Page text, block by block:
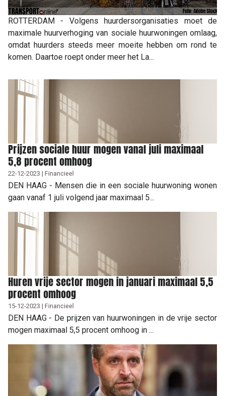
ROTTERDAM - Volgens huurdersorganisaties moet de
maximale huurverhoging van sociale huurwoningen omlaag,
omdat huurders steeds meer moeite hebben om rond te
komen. Daartoe roept onder meer het La...
Prijzen sociale huur mogen vanaf juli maximaal
5,8 procent omhoog
22-12-2023 | Financieel
DEN HAAG - Mensen die in een sociale huurwoning wonen
gaan vanaf 1 juli volgend jaar maximaal 5...
Huren vrije sector mogen in januari maximaal 5,5
procent omhoog
15-12-2023 | Financieel
DEN HAAG - De prijzen van huurwoningen in de vrije sector
mogen maximaal 5,5 procent omhoog in ...